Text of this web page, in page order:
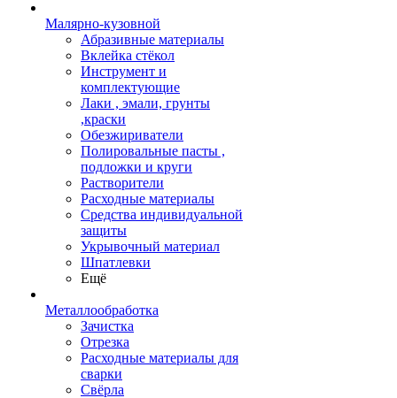
Малярно-кузовной
Абразивные материалы
Вклейка стёкол
Инструмент и
комплектующие
Лаки , эмали, грунты
,краски
Обезжириватели
Полировальные пасты ,
подложки и круги
Растворители
Расходные материалы
Средства индивидуальной
защиты
Укрывочный материал
Шпатлевки
Ещё
Металлообработка
Зачистка
Отрезка
Расходные материалы для
сварки
Свёрла